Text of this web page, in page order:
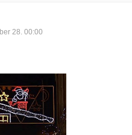
28. 00:00